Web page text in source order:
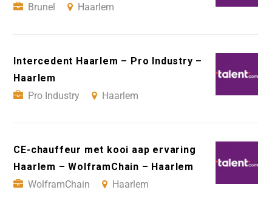
Brunel
Haarlem
Intercedent Haarlem – Pro Industry –
Haarlem
Pro Industry
Haarlem
CE-chauffeur met kooi aap ervaring
Haarlem – WolframChain – Haarlem
WolframChain
Haarlem